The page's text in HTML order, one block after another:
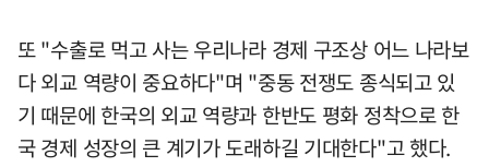
또 "수출로 먹고 사는 우리나라 경제 구조상 어느 나라보
다 외교 역량이 중요하다"며 "중동 전쟁도 종식되고 있
기 때문에 한국의 외교 역량과 한반도 평화 정착으로 한
국 경제 성장의 큰 계기가 도래하길 기대한다"고 했다.